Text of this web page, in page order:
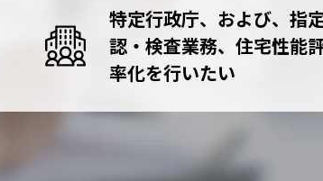
PARMS 薬剤部門システム
病歴管理システム
特定行政庁、および、指
認・検査業務、住宅性能
率化を行いたい